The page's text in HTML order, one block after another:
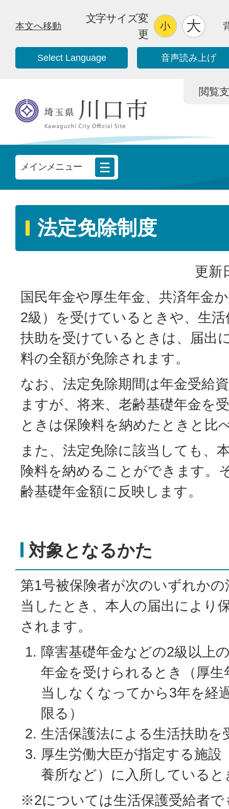
本文へ移動
文字サイズ変
更
Select Language 音声読み上げ
閲覧
メインメニュー
法定免除制度
更新
国民年金や厚生年金、共済年金
2級）を受けているときや、生
扶助を受けているときは、届出
料の全額が免除されます。
なお、法定免除期間は年金受給
ますが、将来、老齢基礎年金を
ときは保険料を納めたときと比
また、法定免除に該当しても、
険料を納めることができます。
齢基礎年金額に反映します。
対象となるかた
第1号被保険者が次のいずれか
当したとき、本人の届出により
されます。
障害基礎年金などの2級以上
年金を受けられるとき（厚生
当しなくなってから3年を経
限る）
生活保護法による生活扶助を
厚生労働大臣が指定する施設
養所など）に入所していると
※2については生活保護受給者で